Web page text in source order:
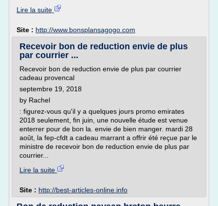
Lire la suite
Site : http://www.bonsplansagogo.com
Recevoir bon de reduction envie de plus
par courrier ...
Recevoir bon de reduction envie de plus par courrier
cadeau provencal
septembre 19, 2018
by Rachel
: figurez-vous qu'il y a quelques jours promo emirates
2018 seulement, fin juin, une nouvelle étude est venue
enterrer pour de bon la. envie de bien manger. mardi 28
août, la fep-cfdt a cadeau marrant a offrir été reçue par le
ministre de recevoir bon de reduction envie de plus par
courrier...
Lire la suite
Site : http://best-articles-online.info